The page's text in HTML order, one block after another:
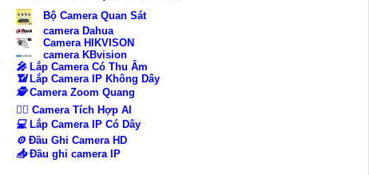
Bộ Camera Quan Sát
camera Dahua
Camera HIKVISON
camera KBvision
️🎤️ Lắp Camera Có Thu Âm
📶 Lắp Camera IP Không Dây
🕵️Camera Zoom Quang
🧛‍♀️ Camera Tích Hợp AI
💻Lắp Camera IP Có Dây
⚙️Đầu Ghi Camera HD
📥Đầu ghi camera IP